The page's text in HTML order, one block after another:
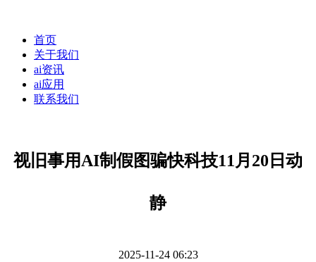
首页
关于我们
ai资讯
ai应用
联系我们
视旧事用AI制假图骗快科技11月20日动
静
2025-11-24 06:23